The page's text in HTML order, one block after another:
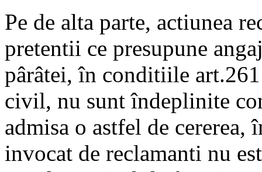
Pe de alta parte, actiunea
pretentii ce presupune
pârâtei, în conditiile
civil, nu sunt îndeplinite
admisa o astfel de
invocat de reclamanti nu